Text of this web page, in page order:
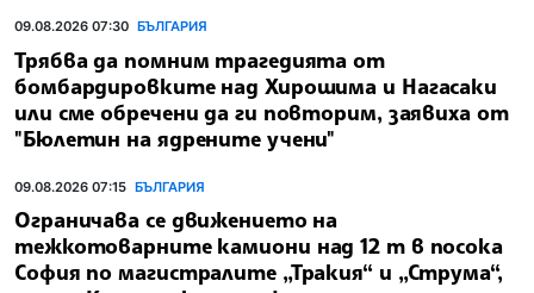
09.08.2026 07:30 БЪЛГАРИЯ
Трябва да помним трагедията от
бомбардировките над Хирошима и Нагасаки
или сме обречени да ги повторим, заявиха от
"Бюлетин на ядрените учени"
09.08.2026 07:15 БЪЛГАРИЯ
Ограничава се движението на
тежкотоварните камиони над 12 т в посока
София по магистралите „Тракия“ и „Струма“,